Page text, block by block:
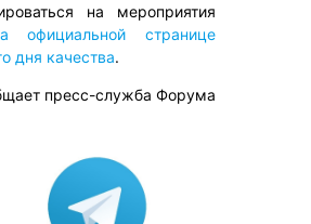
на мероприятия
официальной странице
дня качества.
пресс-служба Форума